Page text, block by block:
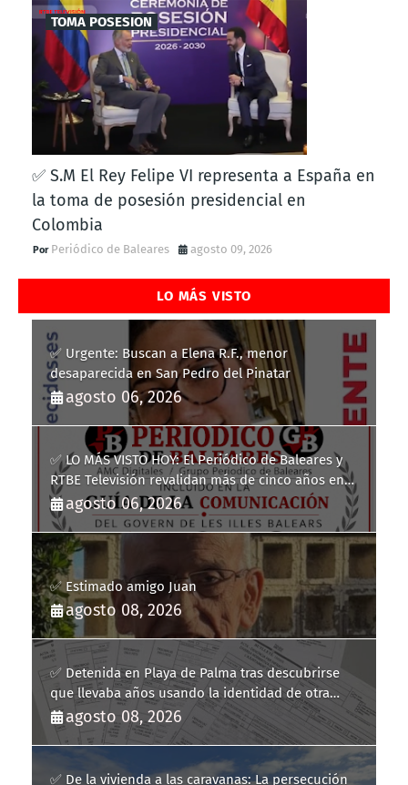
TOMA POSESION
✅ S.M El Rey Felipe VI representa a España en
la toma de posesión presidencial en
Colombia
Periódico de Baleares agosto 09, 2026
LO MÁS VISTO
✅ Urgente: Buscan a Elena R.F., menor
desaparecida en San Pedro del Pinatar
agosto 06, 2026
✅ LO MÁS VISTO HOY: El Periódico de Baleares y
RTBE Televisión revalidan más de cinco años en
la Guía de la Comunicación del Govern de les Illes
Balears
agosto 06, 2026
✅ Estimado amigo Juan
agosto 08, 2026
✅ Detenida en Playa de Palma tras descubrirse
que llevaba años usando la identidad de otra
persona
agosto 08, 2026
✅ De la vivienda a las caravanas: La persecución